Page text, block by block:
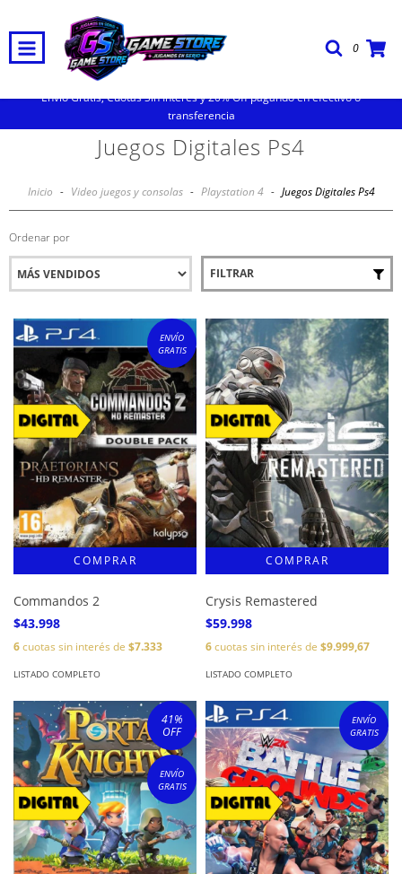
0
Envio Gratis, Cuotas Sin Interes y 20% Off pagando en efectivo o
transferencia
Juegos Digitales Ps4
Inicio - Video juegos y consolas - Playstation 4 - Juegos Digitales Ps4
Ordenar por
FILTRAR
ENVÍO
GRATIS
Commandos 2
$43.998
6cuotas sin interés de $7.333
LISTADO COMPLETO
Crysis Remastered
$59.998
6cuotas sin interés de $9.999,67
LISTADO COMPLETO
41%
OFF
ENVÍO
GRATIS
ENVÍO
GRATIS